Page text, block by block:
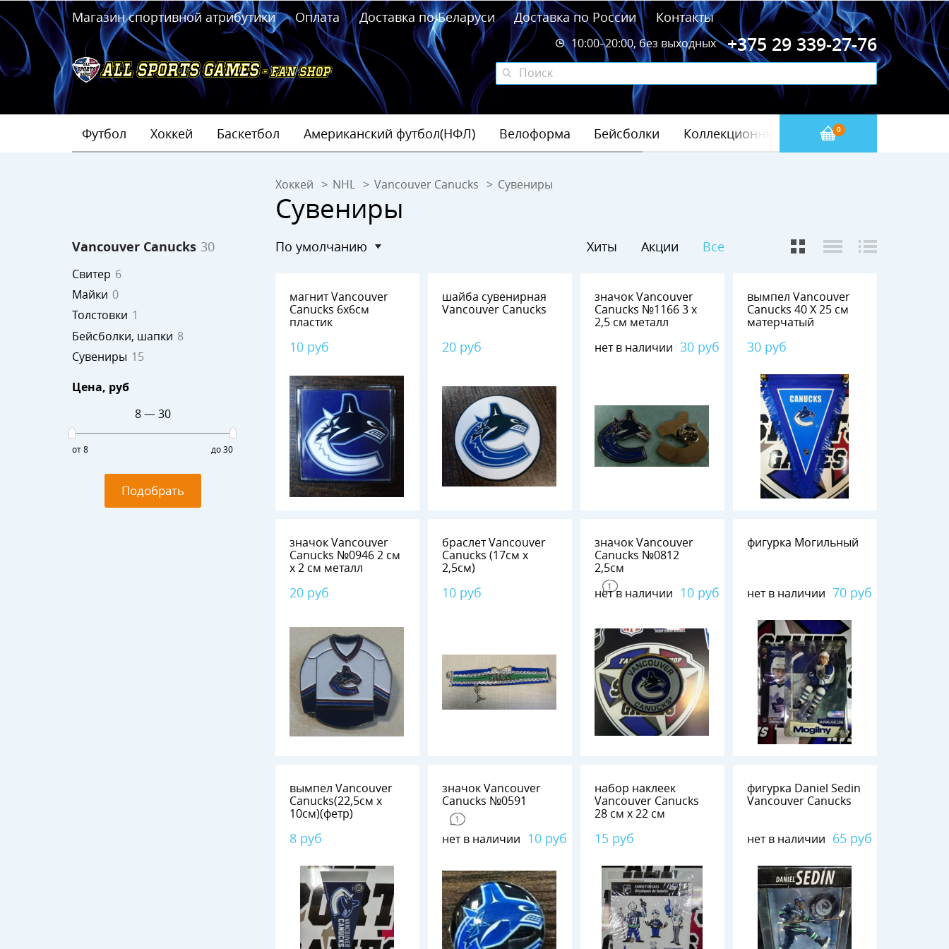
Магазин спортивной атрибутики Оплата Доставка по Беларуси Доставка по России Контакты
+375 29 339-27-76
10:00–20:00, без выходных
0
Футбол Хоккей Баскетбол Американский футбол(НФЛ) Велоформа Бейсболки Коллекционные значки
Хоккей NHL Vancouver Canucks Сувениры
Сувениры
Vancouver Canucks 30
Свитер 6
Майки 0
Толстовки 1
Бейсболки, шапки 8
Сувениры 15
Хиты Акции Все
по умолчанию
Цена, руб
8 — 30
от 8 до 30
Подобрать
магнит Vancouver
Canucks 6х6см
пластик
10 руб
шайба сувенирная
Vancouver Canucks
20 руб
значок Vancouver
Canucks №1166 3 х
2,5 см металл
нет в наличии 30 руб
вымпел Vancouver
Canucks 40 Х 25 см
матерчатый
30 руб
значок Vancouver
Canucks №0946 2 см
х 2 см металл
20 руб
браслет Vancouver
Canucks (17см х
2,5см)
10 руб
значок Vancouver
Canucks №0812
2,5см
1
нет в наличии 10 руб
фигурка Могильный
нет в наличии 70 руб
вымпел Vancouver
Canucks(22,5см х
10см)(фетр)
8 руб
значок Vancouver
Canucks №0591
1
нет в наличии 10 руб
набор наклеек
Vancouver Canucks
28 см х 22 см
15 руб
фигурка Daniel Sedin
Vancouver Canucks
нет в наличии 65 руб